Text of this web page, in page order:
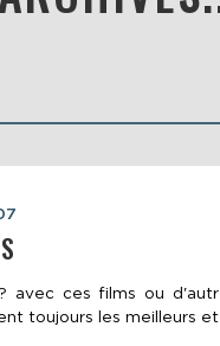
avec ces films ou
toujours les meilleurs et